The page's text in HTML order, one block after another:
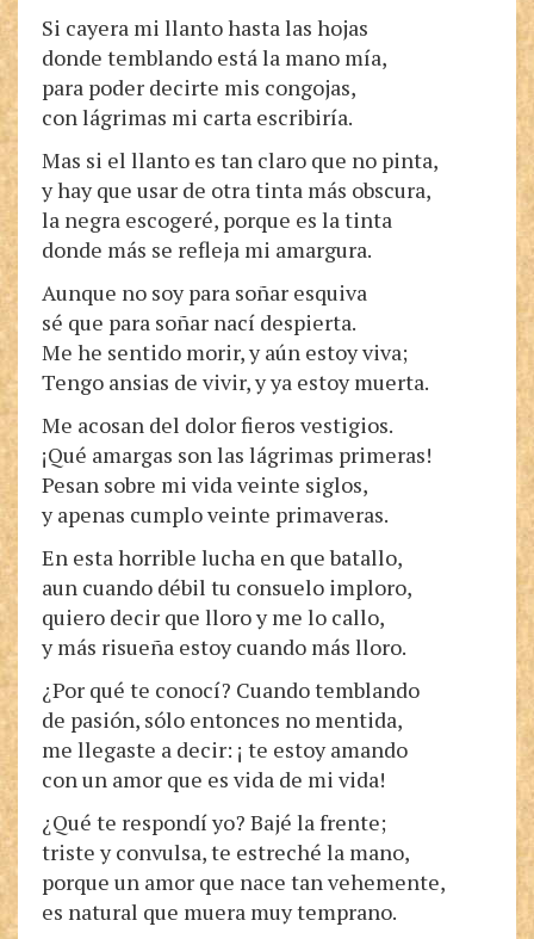
Si cayera mi llanto hasta las hojas
donde temblando está la mano mía,
para poder decirte mis congojas,
con lágrimas mi carta escribiría.
Mas si el llanto es tan claro que no pinta,
y hay que usar de otra tinta más obscura,
la negra escogeré, porque es la tinta
donde más se refleja mi amargura.
Aunque no soy para soñar esquiva
sé que para soñar nací despierta.
Me he sentido morir, y aún estoy viva;
Tengo ansias de vivir, y ya estoy muerta.
Me acosan del dolor fieros vestigios.
¡Qué amargas son las lágrimas primeras!
Pesan sobre mi vida veinte siglos,
y apenas cumplo veinte primaveras.
En esta horrible lucha en que batallo,
aun cuando débil tu consuelo imploro,
quiero decir que lloro y me lo callo,
y más risueña estoy cuando más lloro.
¿Por qué te conocí? Cuando temblando
de pasión, sólo entonces no mentida,
me llegaste a decir: ¡ te estoy amando
con un amor que es vida de mi vida!
¿Qué te respondí yo? Bajé la frente;
triste y convulsa, te estreché la mano,
porque un amor que nace tan vehemente,
es natural que muera muy temprano.